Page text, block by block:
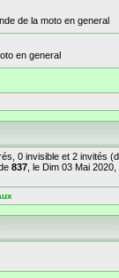
de la moto en general
en general
0 invisible et 2 invités
837 , le Dim 03 Mai